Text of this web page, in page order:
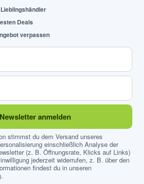
Deals
verpassen
Newsletter anmelden
stimmst du dem Versand unseres
einschließlich Analyse der
(z. B. Öffnungsrate, Klicks auf Links)
jederzeit widerrufen, z. B. über den
findest du in unseren
.